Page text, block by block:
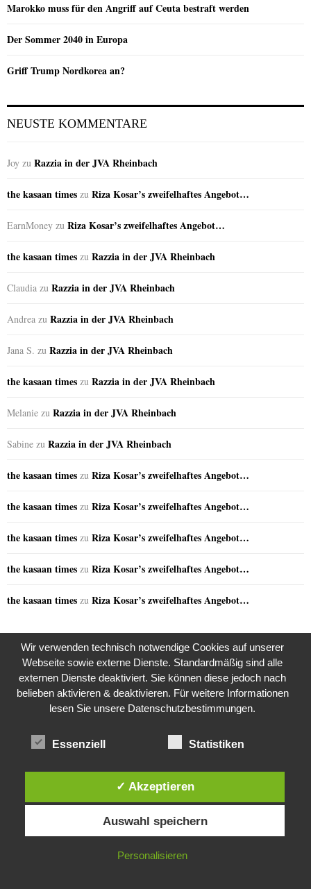
Marokko muss für den Angriff auf Ceuta bestraft werden
Der Sommer 2040 in Europa
Griff Trump Nordkorea an?
NEUSTE KOMMENTARE
Joy zu Razzia in der JVA Rheinbach
the kasaan times zu Riza Kosar’s zweifelhaftes Angebot…
EarnMoney zu Riza Kosar’s zweifelhaftes Angebot…
the kasaan times zu Razzia in der JVA Rheinbach
Claudia zu Razzia in der JVA Rheinbach
Andrea zu Razzia in der JVA Rheinbach
Jana S. zu Razzia in der JVA Rheinbach
the kasaan times zu Razzia in der JVA Rheinbach
Melanie zu Razzia in der JVA Rheinbach
Sabine zu Razzia in der JVA Rheinbach
the kasaan times zu Riza Kosar’s zweifelhaftes Angebot…
the kasaan times zu Riza Kosar’s zweifelhaftes Angebot…
the kasaan times zu Riza Kosar’s zweifelhaftes Angebot…
the kasaan times zu Riza Kosar’s zweifelhaftes Angebot…
the kasaan times zu Riza Kosar’s zweifelhaftes Angebot…
GERN GELESEN
Diese Website verwendet Cookies. Durch die weitere Nutzung dieser
Website stimmst du der Verwendung von Cookies zu.
IN ORDNUNG
Wir verwenden technisch notwendige Cookies auf unserer
Webseite sowie externe Dienste. Standardmäßig sind alle
externen Dienste deaktiviert. Sie können diese jedoch nach
belieben aktivieren & deaktivieren. Für weitere Informationen
lesen Sie unsere Datenschutzbestimmungen.
Essenziell Statistiken
✓ Akzeptieren
Auswahl speichern
Personalisieren